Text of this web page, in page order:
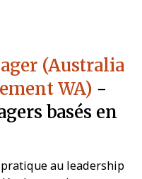
Window
(Australia
WA) -
basés en
au leadership